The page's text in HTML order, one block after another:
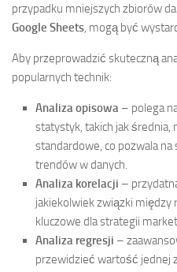
przypadku mniejszych zbiorów
Google Sheets, mogą być
Aby przeprowadzić skuteczną
popularnych technik:
Analiza opisowa – polega
statystyk, takich jak średnia,
standardowe, co pozwala
trendów w danych.
Analiza korelacji –
jakiekolwiek związki
kluczowe dla strategii
Analiza regresji –
przewidzieć wartość jednej